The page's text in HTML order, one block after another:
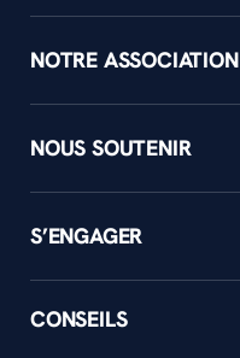
NOTRE ASSOCIATION
NOUS SOUTENIR
S’ENGAGER
CONSEILS